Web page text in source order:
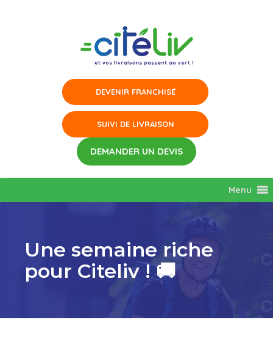
Menu
Une semaine riche
pour Citeliv ! 🚚